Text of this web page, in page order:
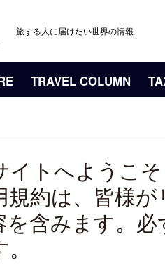
旅する人に届けたい世界の情報
TRAVEL COLUMN
イトへようこ
規約は、皆様
を含みます。